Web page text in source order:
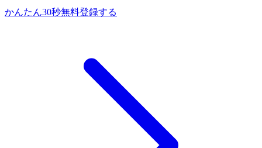
かんたん30秒無料登録する